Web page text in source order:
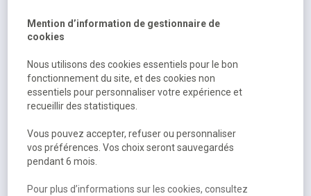
consultation
1 produit Sélectionnez une
Trier par
Mention d’information de gestionnaire de
cookies
Nous utilisons des cookies essentiels pour le bon
fonctionnement du site, et des cookies non
essentiels pour personnaliser votre expérience et
recueillir des statistiques.
Vous pouvez accepter, refuser ou personnaliser
vos préférences. Vos choix seront sauvegardés
pendant 6 mois.
Pour plus d’informations sur les cookies, consultez